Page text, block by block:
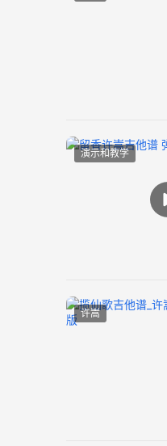
演示和教学
许嵩